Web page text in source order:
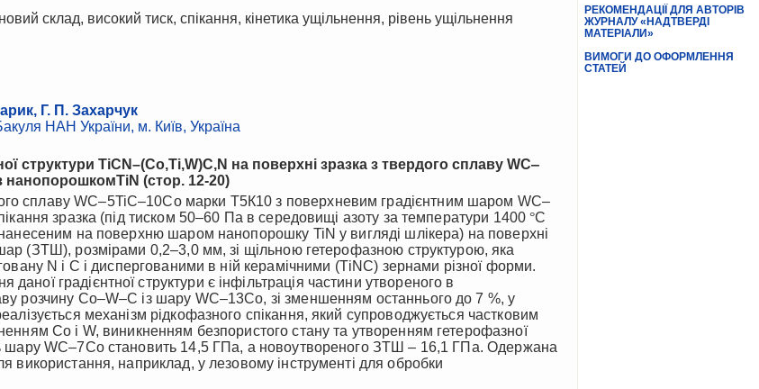
склад, високий тиск, спікання, кінетика ущільнення, рівень ущільнення
Г. П. Захарчук
НАН України, м. Київ, Україна
структури TiСN–(Со,Ті,W)С,N на поверхні зразка з твердого сплаву WC‒
з нанопорошкомTiN (стор. 12-20)
зразка (під тиском 50‒60 Па в середовищі азоту за температури 1400°С
на поверхню шаром нанопорошку TiN у вигляді шлікера) на поверхні
(ЗТШ), розмірами 0,2–3,0 мм, зі щільною гетерофазною структурою, яка
N і C і диспергованими в ній керамічними (ТіNС) зернами різної форми.
градієнтної структури є інфільтрація частини утвореного в
розчину Со‒W‒С із шару WC‒13Со, зі зменшенням останнього до 7 %, у
механізм рідкофазного спікання, який супроводжується частковим
Со і W, виникненням безпористого стану та утворенням гетерофазної
шару WC‒7Со становить 14,5 ГПа, а новоутвореного ЗТШ ‒ 16,1 ГПа. Одержана
використання, наприклад, у лезовому інструменті для обробки
РЕКОМЕНДАЦІЇ ДЛЯ АВТОРІВ
ЖУРНАЛУ «НАДТВЕРДІ
МАТЕРІАЛИ»
ВИМОГИ ДО ОФОРМЛЕННЯ
СТАТЕЙ